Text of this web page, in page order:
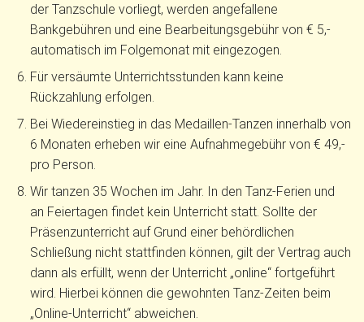
der Tanzschule vorliegt, werden angefallene
Bankgebühren und eine Bearbeitungsgebühr von € 5,-
automatisch im Folgemonat mit eingezogen.
Für versäumte Unterrichtsstunden kann keine
Rückzahlung erfolgen.
Bei Wiedereinstieg in das Medaillen-Tanzen innerhalb von
6 Monaten erheben wir eine Aufnahmegebühr von € 49,-
pro Person.
Wir tanzen 35 Wochen im Jahr. In den Tanz-Ferien und
an Feiertagen findet kein Unterricht statt. Sollte der
Präsenzunterricht auf Grund einer behördlichen
Schließung nicht stattfinden können, gilt der Vertrag auch
dann als erfüllt, wenn der Unterricht „online“ fortgeführt
wird. Hierbei können die gewohnten Tanz-Zeiten beim
„Online-Unterricht“ abweichen.